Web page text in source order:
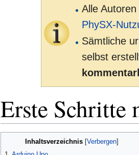
Alle
PhySX-
Sämtliche
selbst
Erste Schritte
Inhaltsverzeichnis